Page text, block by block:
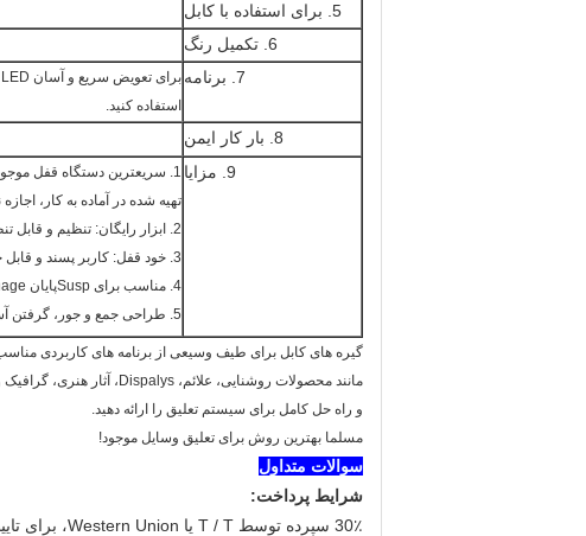
5. برای استفاده با کابل
6. تکمیل رنگ
7. برنامه
استفاده کنید.
8. بار کار ایمن
9. مزایا
1. سریعترین دستگاه قفل موجود برای تعلیق سریع و آسان
تهیه شده در آماده به کار،
2. ابزار رایگان: تنظیم و قابل تنظیم بدون استفاده از ابزار؛
3. خود قفل: کاربر پسند و قابل جدا شدن؛
4. مناسب برای Suspپایان Signage + سیستم روشنایی + لامپ آویز؛
5. طراحی جمع و جور، گرفتن آسان و تحویل.
گیره های کابل برای طیف وسیعی از برنامه های کاربردی
مانند محصولات روشنایی، علائم، Dispalys، آثار هنری، گرافیک و بسیاری موارد دیگر،
و راه حل کامل برای سیستم تعلیق را ارائه دهید.
مسلما بهترین روش برای تعلیق وسایل موجود!
سوالات متداول
شرایط پرداخت:
30٪ سپرده توسط T / T یا Western Union، برای تایید سفارش و شروع به تولید،